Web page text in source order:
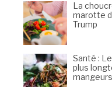
La
marotte
Trump
Santé :
plus